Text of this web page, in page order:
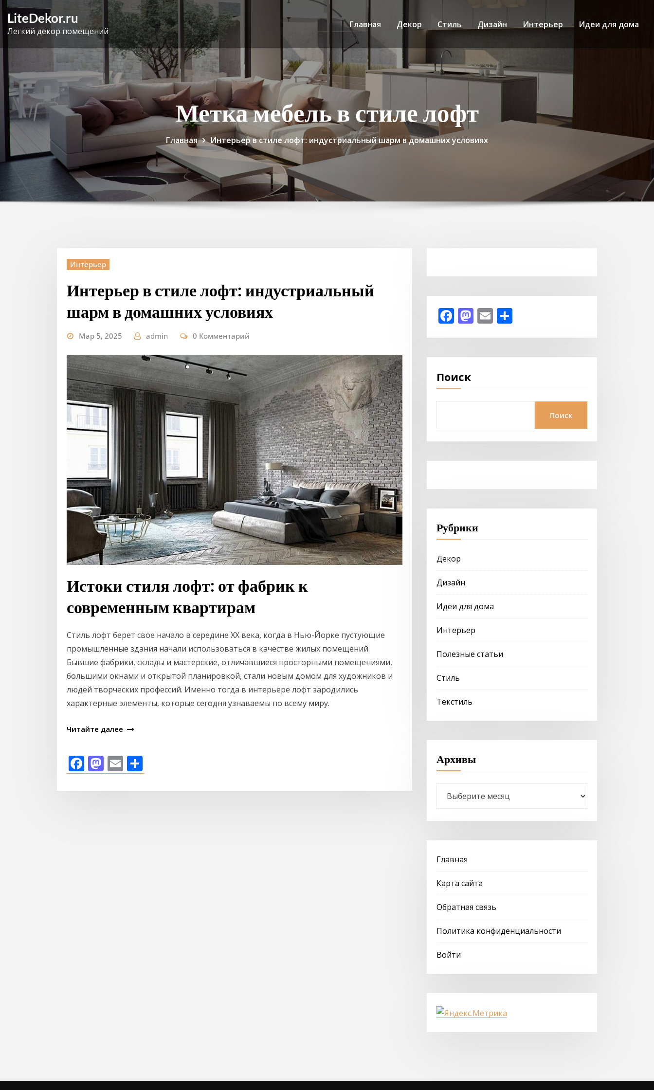
Перейти
содержимому
LiteDekor.ru
Легкий декор помещений
Главная Декор Стиль Дизайн Интерьер Идеи для дома
Метка мебель в стиле лофт
Главная Интерьер в стиле лофт: индустриальный шарм в домашних условиях
Интерьер
Интерьер в стиле лофт: индустриальный
шарм в домашних условиях
Мар 5, 2025 admin 0 Комментарий
Истоки стиля лофт: от фабрик к
современным квартирам
Стиль лофт берет свое начало в середине XX века, когда в Нью-Йорке пустующие
промышленные здания начали использоваться в качестве жилых помещений.
Бывшие фабрики, склады и мастерские, отличавшиеся просторными помещениями,
большими окнами и открытой планировкой, стали новым домом для художников и
людей творческих профессий. Именно тогда в интерьере лофт зародились
характерные элементы, которые сегодня узнаваемы по всему миру.
Читайте далее
Facebook
Mastodon
Email
Facebook
Mastodon
Email
Поиск
Поиск
Рубрики
Декор
Дизайн
Идеи для дома
Интерьер
Полезные статьи
Стиль
Текстиль
Архивы
Главная
Карта сайта
Обратная связь
Политика конфиденциальности
Войти